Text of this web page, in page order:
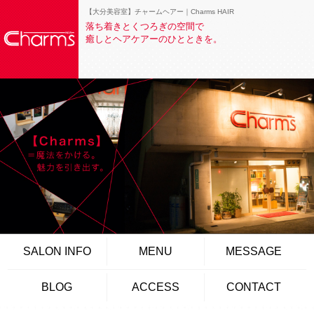
【大分美容室】チャームヘアー｜Charms HAIR
落ち着きとくつろぎの空間で
癒しとヘアケアーのひとときを。
SALON INFO MENU MESSAGE
BLOG ACCESS CONTACT